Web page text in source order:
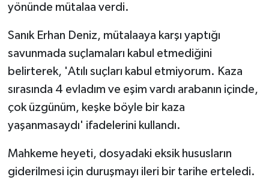
yönünde mütalaa verdi.
Sanık Erhan Deniz, mütalaaya karşı yaptığı
savunmada suçlamaları kabul etmediğini
belirterek, 'Atılı suçları kabul etmiyorum. Kaza
sırasında 4 evladım ve eşim vardı arabanın içinde,
çok üzgünüm, keşke böyle bir kaza
yaşanmasaydı' ifadelerini kullandı.
Mahkeme heyeti, dosyadaki eksik hususların
giderilmesi için duruşmayı ileri bir tarihe erteledi.